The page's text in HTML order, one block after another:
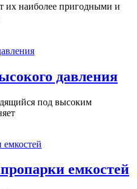
их наиболее пригодными и
давления
под высоким
емкостей